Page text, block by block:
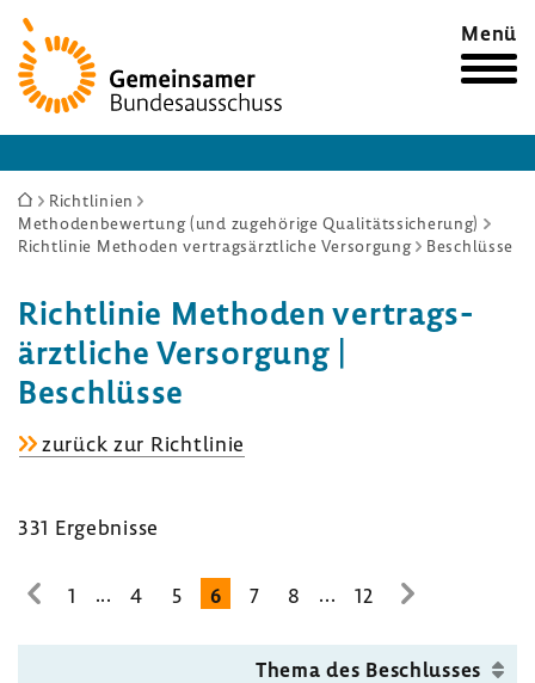
Zur
Startseite
Menü
Sie
sind
Richtlinien
Methodenbewertung (und zugehörige Qualitätssicherung)
Richtlinie Methoden vertragsärztliche Versorgung
Beschlüsse
Richt­linie Methoden vertrags­
ärzt­liche Versor­gung |
Beschlüsse
zurück zur Richt­linie
liche
gung
331 Ergeb­nisse
zur
1 ... 4 5 6 7 8 ... 12
zur
Seite
Thema des Beschlusses